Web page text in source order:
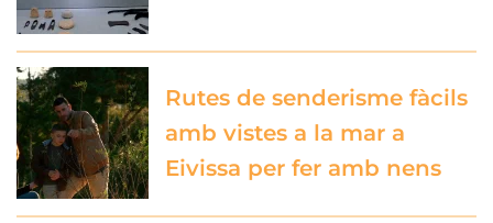
Rutes de senderisme fàcils
amb vistes a la mar a
Eivissa per fer amb nens